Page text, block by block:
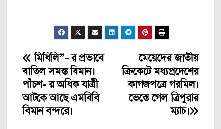
Post
navigation
মেয়েদের জাতীয়
ক্রিকেটে মধ্যপ্রদেশের
কাগজপত্রে গরমিল।
ভেস্তে গেল ত্রিপুরার
ম্যাচ।
মিধিলি”- র প্রভাবে
বাতিল সমস্ত বিমান।
পাঁচশ- র অধিক যাত্রী
আটকে আছে এমবিবি
বিমান বন্দরে।